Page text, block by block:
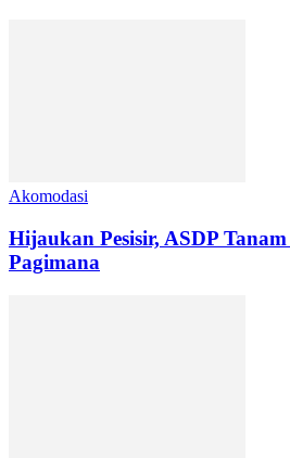
Akomodasi
Hijaukan Pesisir, ASDP
Pagimana